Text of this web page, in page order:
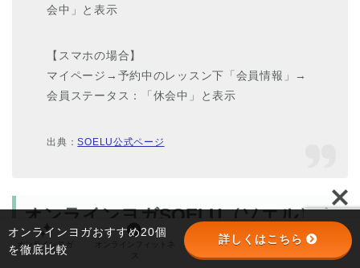
会中」と表示
【スマホの場合】
マイページ→予約中のレッスン下「会員情報」→
会員ステータス：「休会中」と表示
出典：SOELU公式ページ
オンラインヨガSOELU（ソエル）カ
スタマーサポートの連絡先は？
オンラインヨガ オンラインパーソナル パーソナルジム
オンラインヨガおすすめ20個
を徹底比較
詳しくはこちら